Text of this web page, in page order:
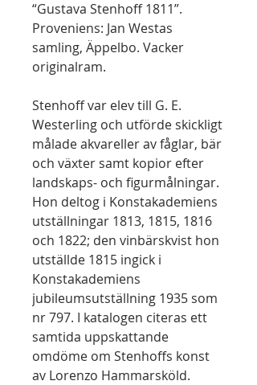
“Gustava Stenhoff 1811”.
Proveniens: Jan Westas
samling, Äppelbo. Vacker
originalram.
Stenhoff var elev till G. E.
Westerling och utförde skickligt
målade akvareller av fåglar, bär
och växter samt kopior efter
landskaps- och figurmålningar.
Hon deltog i Konstakademiens
utställningar 1813, 1815, 1816
och 1822; den vinbärskvist hon
utställde 1815 ingick i
Konstakademiens
jubileumsutställning 1935 som
nr 797. I katalogen citeras ett
samtida uppskattande
omdöme om Stenhoffs konst
av Lorenzo Hammarsköld.